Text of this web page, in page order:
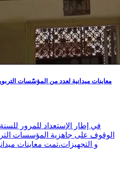
معاينات ميدانية لعدد من المؤسّسات
الوقوف على جاهزية المؤسسات
و التجهيزات،تمت معاينات